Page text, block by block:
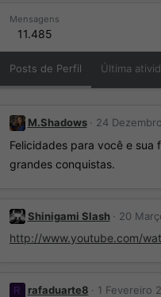
Mensagens
11.485
Posts de Perfil Última
M.Shadows 24
Felicidades para você e sua
grandes conquistas.
Shinigami Slash 20
http://www.youtube.com/
R rafaduarte8 1 Fevereiro